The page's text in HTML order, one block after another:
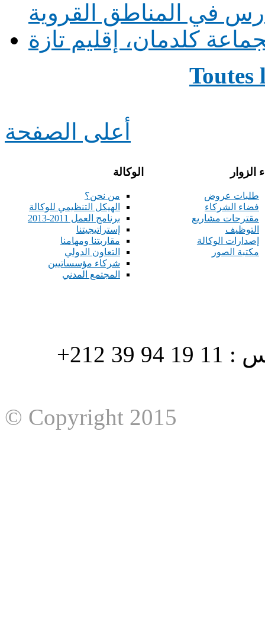
كلدمان، إقليم تازة
Toutes
أعلى الصفحة
الوكالة
من نحن؟
الهيكل التنظيمي للوكالة
برنامج العمل 2011-2013
إستراتيجيتنا
مقاربتنا ومهامنا
التعاون الدولي
شركاء مؤسساتيين
المجتمع المدني
الزوار
طلبات عروض
فضاء الشركاء
مقترحات مشاريع
التوظيف
إصدارات الوكالة
مكتبة الصور
هاتف : 90/88 32 94 39 212+ فاكس : 11 19 94 39 212+
© Copyright 2015